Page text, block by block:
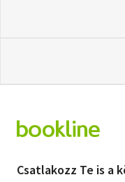
Csatlakozz Te is a